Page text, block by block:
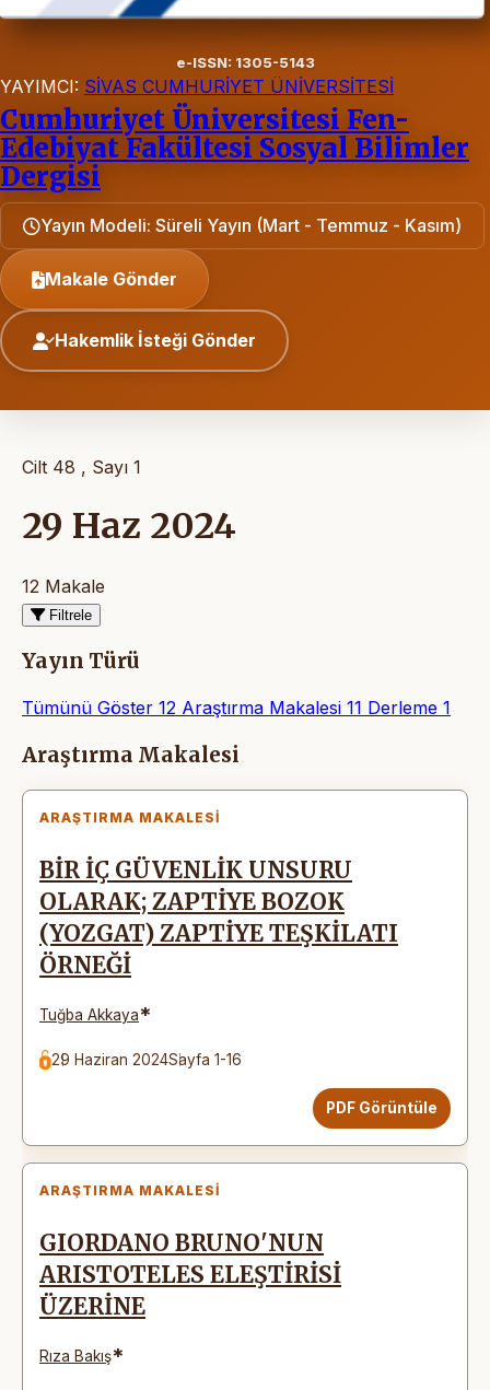
e-ISSN: 1305-5143
YAYIMCI: SİVAS CUMHURİYET ÜNİVERSİTESİ
Cumhuriyet Üniversitesi Fen-
Edebiyat Fakültesi Sosyal Bilimler
Dergisi
Yayın Modeli: Süreli Yayın (Mart - Temmuz - Kasım)
Makale Gönder
Hakemlik İsteği Gönder
Cilt 48 , Sayı 1
29 Haz 2024
12 Makale
Filtrele
Yayın Türü
Tümünü Göster 12 Araştırma Makalesi 11 Derleme 1
Makaleler
Araştırma Makalesi
ARAŞTIRMA MAKALESI
BİR İÇ GÜVENLİK UNSURU
OLARAK; ZAPTİYE BOZOK
(YOZGAT) ZAPTİYE TEŞKİLATI
ÖRNEĞİ
Tuğba Akkaya*
29 Haziran 2024Sayfa 1-16
PDF Görüntüle
ARAŞTIRMA MAKALESI
GIORDANO BRUNO'NUN
ARISTOTELES ELEŞTİRİSİ
ÜZERİNE
Rıza Bakış*